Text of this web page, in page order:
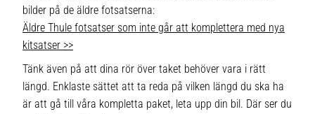
bilder på de äldre fotsatserna:
Äldre Thule fotsatser som inte går att komplettera med nya
kitsatser >>
Tänk även på att dina rör över taket behöver vara i rätt
längd. Enklaste sättet att ta reda på vilken längd du ska ha
är att gå till våra kompletta paket, leta upp din bil. Där ser du